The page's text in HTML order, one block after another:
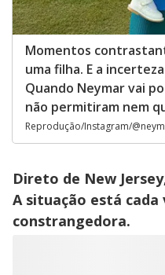
Momentos
uma filha. E a
Quando Neymar vai
não permitiram nem
Reprodução/Instagram/
Direto de New
A situação está cada
constrangedora.